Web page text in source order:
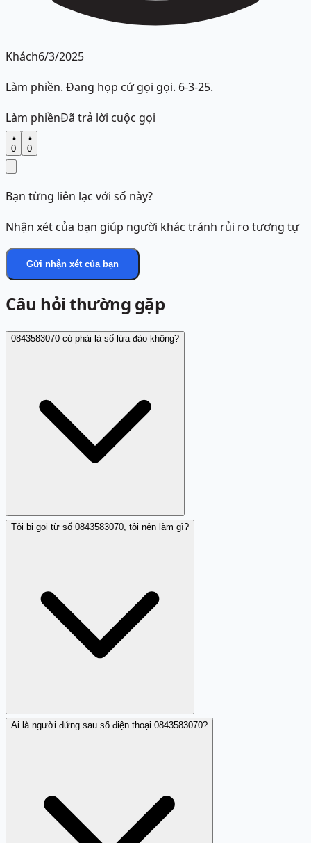
Khách6/3/2025
Làm phiền. Đang họp cứ gọi gọi. 6-3-25.
Làm phiềnĐã trả lời cuộc gọi
0 0
Bạn từng liên lạc với số này?
Nhận xét của bạn giúp người khác tránh rủi ro tương tự
Gửi nhận xét của bạn
Câu hỏi thường gặp
0843583070 có phải là số lừa đảo không?
Có, 0843583070 đã được nhiều người dùng báo cáo là số
Tôi bị gọi từ số 0843583070, tôi nên làm gì?
Bạn nên từ chối cuộc gọi và có thể chặn số này trên điện
Ai là người đứng sau số điện thoại 0843583070?